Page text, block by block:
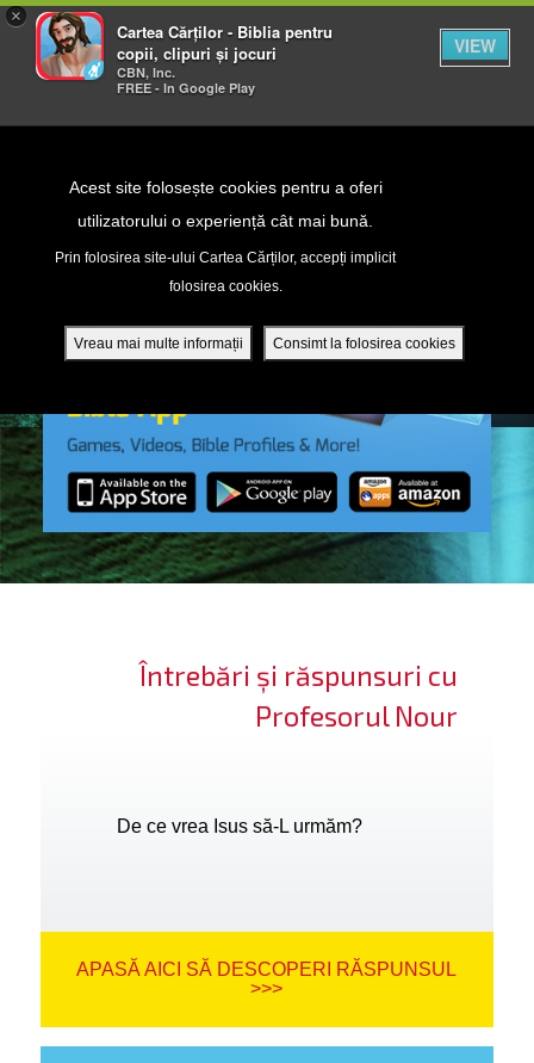
×
Cartea Cărților - Biblia pentru
copii, clipuri și jocuri
CBN, Inc.
FREE - In Google Play
VIEW
Acest site folosește cookies pentru a oferi
utilizatorului o experiență cât mai bună.
Prin folosirea site-ului Cartea Cărților, accepți implicit
folosirea cookies.
Vreau mai multe informații Consimt la folosirea cookies
DVD - Sezoane 1-4
mobilă
te
Întrebări și răspunsuri cu
Profesorul Nour
De ce vrea Isus să-L urmăm?
APASĂ AICI SĂ DESCOPERI RĂSPUNSUL
>>>